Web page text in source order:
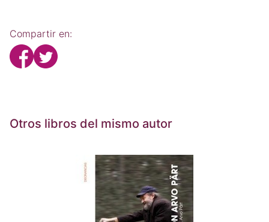
Compartir en:
Otros libros del mismo autor